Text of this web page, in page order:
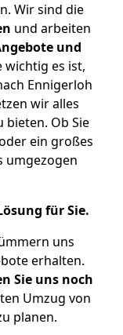
Wir sind die
und arbeiten
und
wichtig es ist,
Ennigerloh
wir alles
bieten. Ob Sie
ein großes
umgezogen
für Sie.
uns
erhalten.
Sie uns noch
Umzug von
planen.